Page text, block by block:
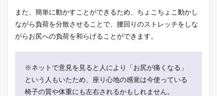
また、簡単に動かすことができるため、ちょこちょこ動かし
ながら負荷を分散させることで、腰回りのストレッチをしな
がらお尻への負荷を和らげることができます。
※ネットで意見を見ると人により「お尻が痛くなる」
という人もいたため、座り心地の感覚は今使っている
椅子の質や体重にも左右されるかもしれません。